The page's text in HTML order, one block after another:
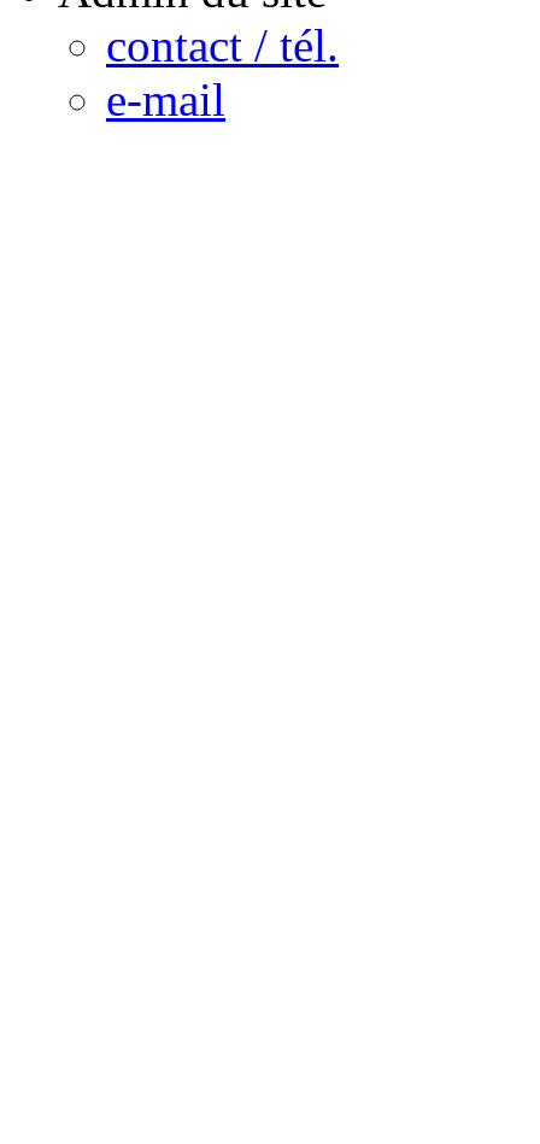
contact / tél.
e-mail